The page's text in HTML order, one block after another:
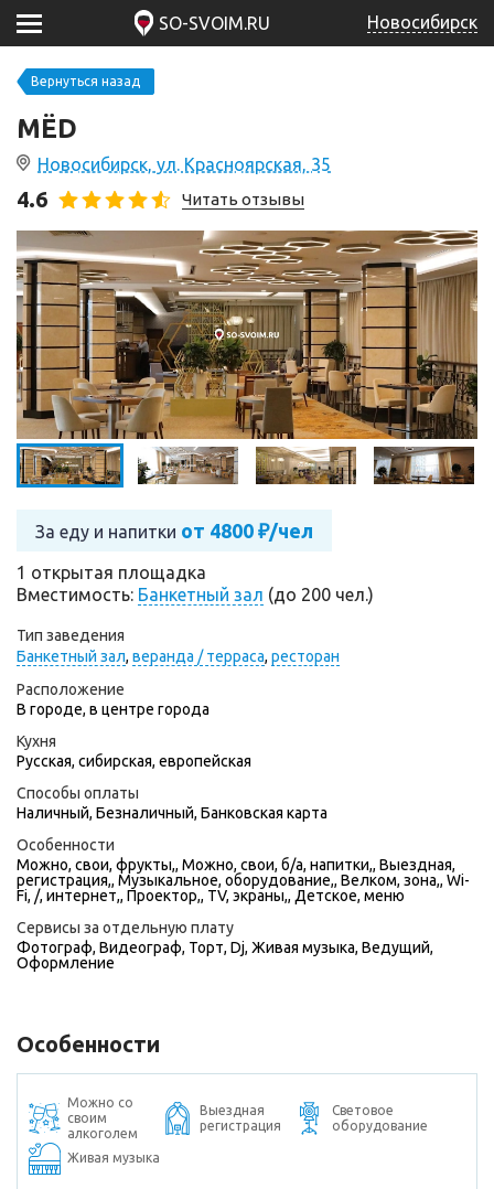
SO-SVOIM.RU Новосибирск
Вернуться назад
МЁD
Новосибирск, ул. Красноярская, 35
4.6 Читать отзывы
За еду и напитки от 4800 ₽/чел
1 открытая площадка
Вместимость: Банкетный зал (до 200 чел.)
Тип заведения
Банкетный зал, веранда / терраса, ресторан
Расположение
В городе, в центре города
Кухня
Русская, сибирская, европейская
Способы оплаты
Наличный, Безналичный, Банковская карта
Особенности
Можно, свои, фрукты,, Можно, свои, б/а, напитки,, Выездная,
регистрация,, Музыкальное, оборудование,, Велком, зона,, Wi-
Fi, /, интернет,, Проектор,, TV, экраны,, Детское, меню
Сервисы за отдельную плату
Фотограф, Видеограф, Торт, Dj, Живая музыка, Ведущий,
Оформление
Особенности
Можно со
своим
алкоголем
Выездная
регистрация
Световое
оборудование
Живая музыка